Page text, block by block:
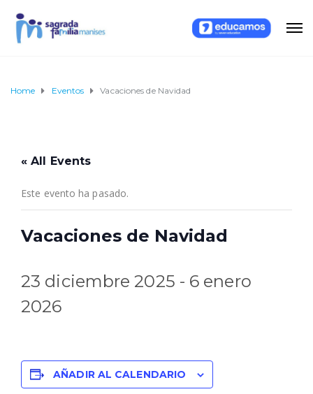
Home Eventos Vacaciones de Navidad
« All Events
Este evento ha pasado.
Vacaciones de Navidad
23 diciembre 2025 - 6 enero
2026
AÑADIR AL CALENDARIO